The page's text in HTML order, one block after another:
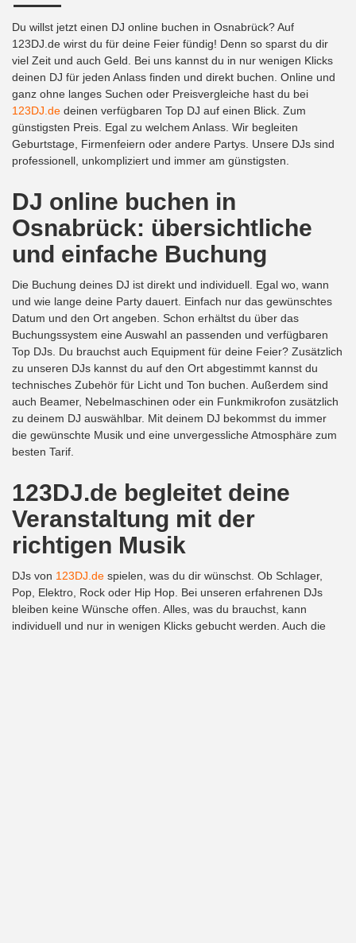
Du willst jetzt einen DJ online buchen in Osnabrück? Auf
123DJ.de wirst du für deine Feier fündig! Denn so sparst du dir
viel Zeit und auch Geld. Bei uns kannst du in nur wenigen Klicks
deinen DJ für jeden Anlass finden und direkt buchen. Online und
ganz ohne langes Suchen oder Preisvergleiche hast du bei
123DJ.de deinen verfügbaren Top DJ auf einen Blick. Zum
günstigsten Preis. Egal zu welchem Anlass. Wir begleiten
Geburtstage, Firmenfeiern oder andere Partys. Unsere DJs sind
professionell, unkompliziert und immer am günstigsten.
DJ online buchen in
Osnabrück: übersichtliche
und einfache Buchung
Die Buchung deines DJ ist direkt und individuell. Egal wo, wann
und wie lange deine Party dauert. Einfach nur das gewünschtes
Datum und den Ort angeben. Schon erhältst du über das
Buchungssystem eine Auswahl an passenden und verfügbaren
Top DJs. Du brauchst auch Equipment für deine Feier? Zusätzlich
zu unseren DJs kannst du auf den Ort abgestimmt kannst du
technisches Zubehör für Licht und Ton buchen. Außerdem sind
auch Beamer, Nebelmaschinen oder ein Funkmikrofon zusätzlich
zu deinem DJ auswählbar. Mit deinem DJ bekommst du immer
die gewünschte Musik und eine unvergessliche Atmosphäre zum
besten Tarif.
123DJ.de begleitet deine
Veranstaltung mit der
richtigen Musik
DJs von 123DJ.de spielen, was du dir wünschst. Ob Schlager,
Pop, Elektro, Rock oder Hip Hop. Bei unseren erfahrenen DJs
bleiben keine Wünsche offen. Alles, was du brauchst, kann
individuell und nur in wenigen Klicks gebucht werden. Auch die